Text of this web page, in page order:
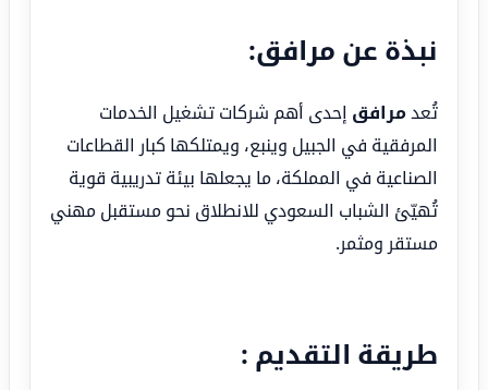
نبذة عن مرافق:
تُعدمرافق إحدى أهم شركات تشغيل الخدمات
المرفقية في الجبيل وينبع، ويمتلكها كبار القطاعات
الصناعية في المملكة، ما يجعلها بيئة تدريبية قوية
تُهيّئ الشباب السعودي للانطلاق نحو مستقبل مهني
مستقر ومثمر.
طريقة التقديم :